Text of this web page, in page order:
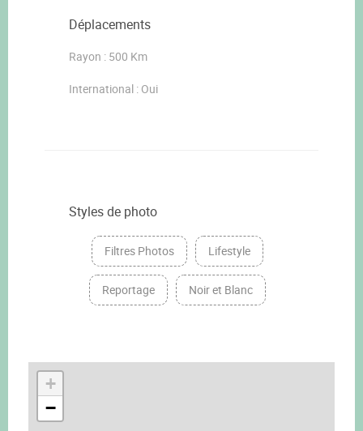
Déplacements
Rayon : 500 Km
International : Oui
Styles de photo
Filtres Photos Lifestyle
Reportage Noir et Blanc
+
−